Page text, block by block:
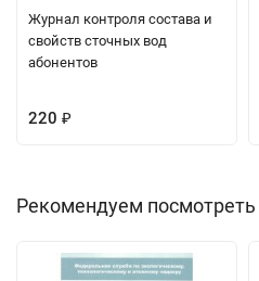
Журнал контроля состава и
свойств сточных вод
абонентов
220 ₽
Рекомендуем посмотреть